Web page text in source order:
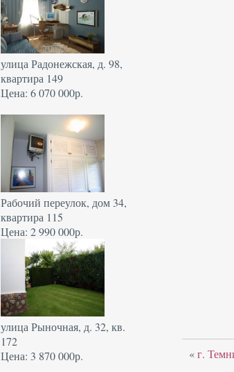
улица Радонежская, д. 98,
квартира 149
Цена: 6 070 000р.
Рабочий переулок, дом 34,
квартира 115
Цена: 2 990 000р.
улица Рыночная, д. 32, кв.
172
Цена: 3 870 000р.
«г.